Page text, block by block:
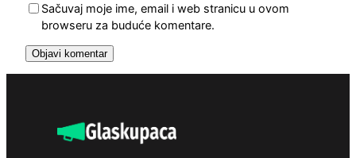
Sačuvaj moje ime, email i web stranicu u ovom
browseru za buduće komentare.